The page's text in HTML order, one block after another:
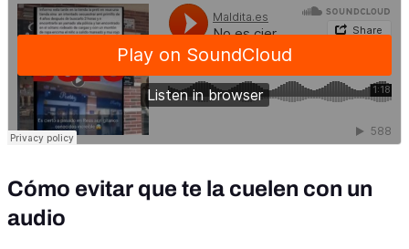
Cómo evitar que te la cuelen con un
audio